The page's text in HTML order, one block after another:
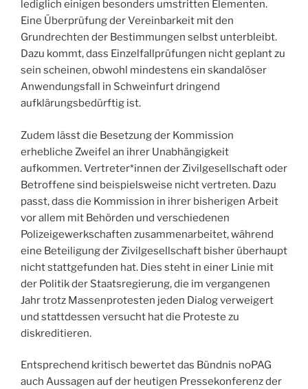
lediglich einigen besonders umstritten Elementen.
Eine Überprüfung der Vereinbarkeit mit den
Grundrechten der Bestimmungen selbst unterbleibt.
Dazu kommt, dass Einzelfallprüfungen nicht geplant zu
sein scheinen, obwohl mindestens ein skandalöser
Anwendungsfall in Schweinfurt dringend
aufklärungsbedürftig ist.
Zudem lässt die Besetzung der Kommission
erhebliche Zweifel an ihrer Unabhängigkeit
aufkommen. Vertreter*innen der Zivilgesellschaft oder
Betroffene sind beispielsweise nicht vertreten. Dazu
passt, dass die Kommission in ihrer bisherigen Arbeit
vor allem mit Behörden und verschiedenen
Polizeigewerkschaften zusammenarbeitet, während
eine Beteiligung der Zivilgesellschaft bisher überhaupt
nicht stattgefunden hat. Dies steht in einer Linie mit
der Politik der Staatsregierung, die im vergangenen
Jahr trotz Massenprotesten jeden Dialog verweigert
und stattdessen versucht hat die Proteste zu
diskreditieren.
Entsprechend kritisch bewertet das Bündnis noPAG
auch Aussagen auf der heutigen Pressekonferenz der